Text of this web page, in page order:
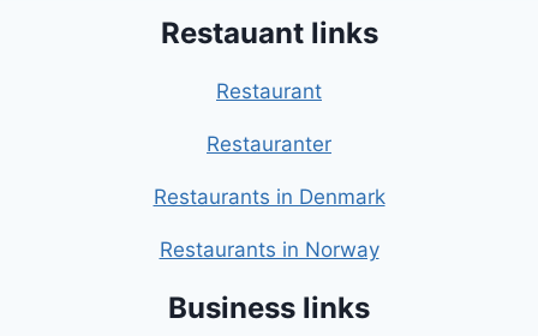
Restauant links
Restaurant
Restauranter
Restaurants in Denmark
Restaurants in Norway
Business links